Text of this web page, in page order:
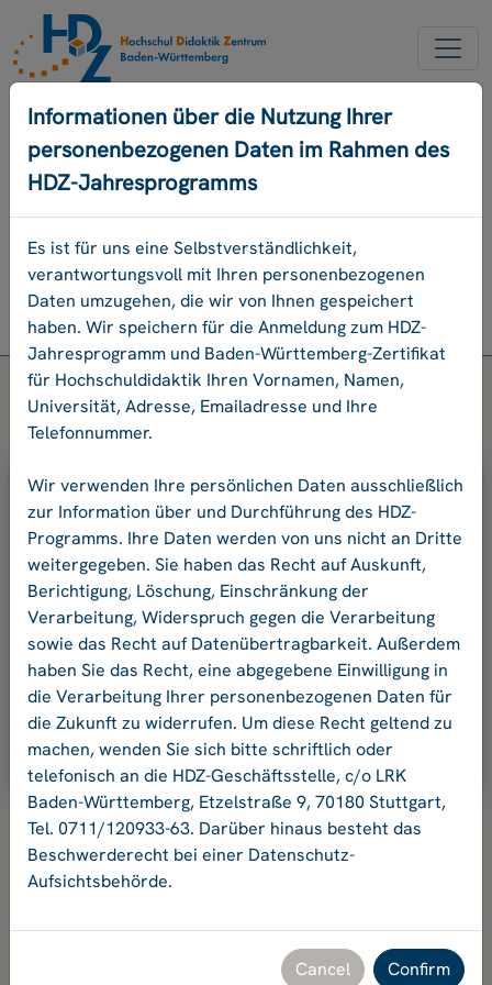
NEW ACCOUNT
FORGOT OUR PASSWORD
DEUTSCH
Program
Login
Please enter your e-mail address and
your password.
E-mail address
Password:
Ok
Hochschuldidaktikzentrum Baden-Württemberg
Etzelstraße 9, 70180 Stuttgart, Tel. +49 711 120933-63,
Informationen über die Nutzung Ihrer
personenbezogenen Daten im Rahmen des
HDZ-Jahresprogramms
Es ist für uns eine Selbstverständlichkeit,
verantwortungsvoll mit Ihren personenbezogenen
Daten umzugehen, die wir von Ihnen gespeichert
haben. Wir speichern für die Anmeldung zum HDZ-
Jahresprogramm und Baden-Württemberg-Zertifikat
für Hochschuldidaktik Ihren Vornamen, Namen,
Universität, Adresse, Emailadresse und Ihre
Telefonnummer.
Wir verwenden Ihre persönlichen Daten ausschließlich
zur Information über und Durchführung des HDZ-
Programms. Ihre Daten werden von uns nicht an Dritte
weitergegeben. Sie haben das Recht auf Auskunft,
Berichtigung, Löschung, Einschränkung der
Verarbeitung, Widerspruch gegen die Verarbeitung
sowie das Recht auf Datenübertragbarkeit. Außerdem
haben Sie das Recht, eine abgegebene Einwilligung in
die Verarbeitung Ihrer personenbezogenen Daten für
die Zukunft zu widerrufen. Um diese Recht geltend zu
machen, wenden Sie sich bitte schriftlich oder
telefonisch an die HDZ-Geschäftsstelle, c/o LRK
Baden-Württemberg, Etzelstraße 9, 70180 Stuttgart,
Tel. 0711/120933-63. Darüber hinaus besteht das
Beschwerderecht bei einer Datenschutz-
Aufsichtsbehörde.
Cancel Confirm